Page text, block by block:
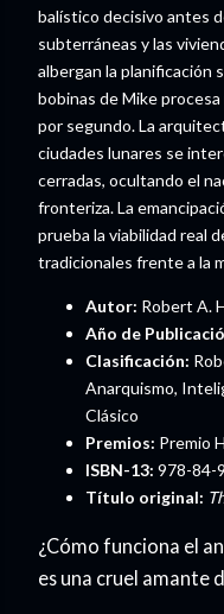
balístico decisivo antes
subterráneas y las
albergan la planificación
bobinas de Mike
por segundo. La
ciudades lunares se
cerradas, ocultando el
fronteriza. La
prueba la viabilidad real
tradicionales frente a la
Autor: Robert A.
Año de
Clasificación:
Anarquismo,
Clásico
Premios: Premio
ISBN-13: 978-84-
Título original:
¿Cómo funciona el
es una cruel amante